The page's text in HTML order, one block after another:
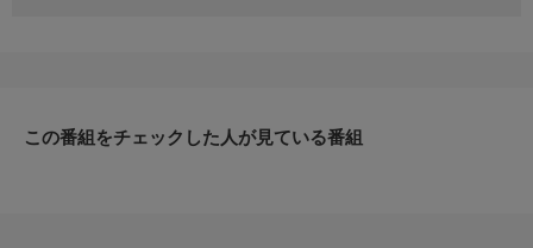
＊ライブ放送につき、番組および商品内容に変更が生じる場合も
この番組をチェックした人が見ている番組